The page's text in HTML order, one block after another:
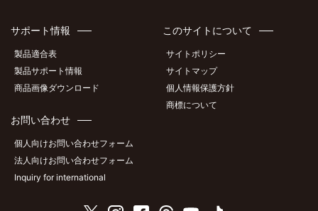
サポート情報
製品適合表
製品サポート情報
商品画像ダウンロード
お問い合わせ
個人向けお問い合わせフォーム
法人向けお問い合わせフォーム
Inquiry for international
このサイトについて
サイトポリシー
サイトマップ
個人情報保護方針
商標について